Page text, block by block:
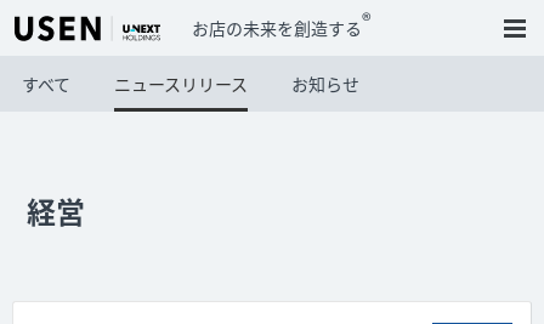
お店の未来を創造する®
すべて ニュースリリース お知らせ
経営